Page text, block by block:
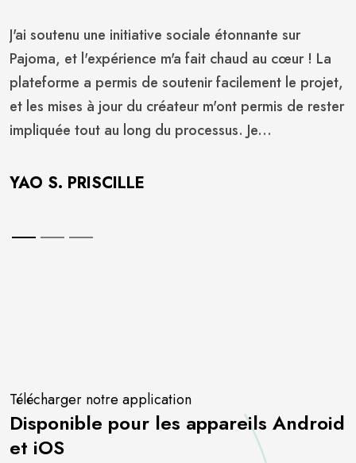
J'ai soutenu une initiative sociale étonnante sur
Pajoma, et l'expérience m'a fait chaud au cœur ! La
plateforme a permis de soutenir facilement le projet,
et les mises à jour du créateur m'ont permis de rester
impliquée tout au long du processus. Je...
YAO S. PRISCILLE
Télécharger notre application
Disponible pour les appareils Android
et iOS